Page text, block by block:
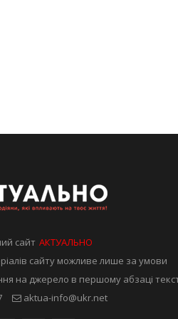
сайтАКТУАЛЬНО
сайту можливе лише за умови
на джерело в першому абзаці
aktua-info@ukr.net